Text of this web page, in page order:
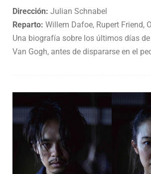
Dirección: Julian Schnabel
Reparto: Willem Dafoe, Rupert Friend,
Una biografía sobre los últimos días
Van Gogh, antes de dispararse en el